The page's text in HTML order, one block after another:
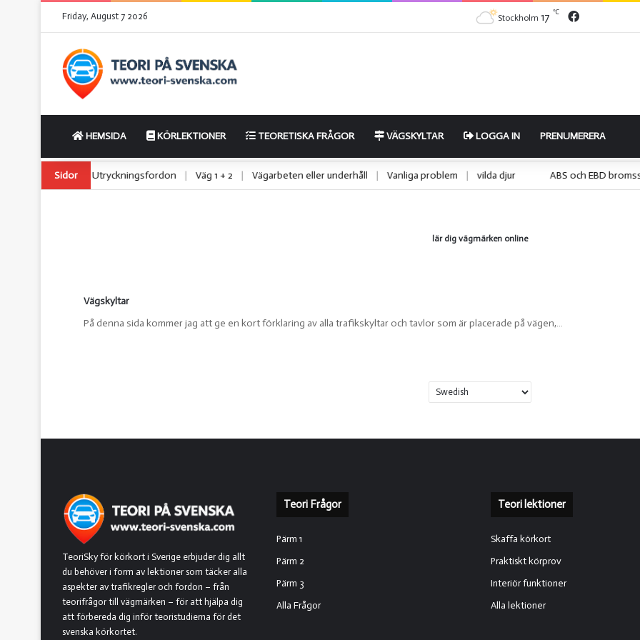
Friday, August 7 2026 Stockholm 17 ℃ Facebook
HEMSIDA KÖRLEKTIONER TEORETISKA FRÅGOR VÄGSKYLTAR LOGGA IN PRENUMERERA
Sidor
och lätta lastbilar | Utryckningsfordon | Väg 1 + 2 | Vägarbeten eller underhåll | Vanliga problem | vilda djur ABS och EBD
lär dig vägmärken online
Vägskyltar
På denna sida kommer jag att ge en kort förklaring av alla trafikskyltar och tavlor som är placerade på vägen,…
TeoriSky för körkort i Sverige erbjuder dig allt
du behöver i form av lektioner som täcker alla
aspekter av trafikregler och fordon – från
teorifrågor till vägmärken – för att hjälpa dig
att förbereda dig inför teoristudierna för det
svenska körkortet.
Teori Frågor
Pärm 1
Pärm 2
Pärm 3
Alla Frågor
Teori lektioner
Skaffa körkort
Praktiskt körprov
Interiör funktioner
Alla lektioner